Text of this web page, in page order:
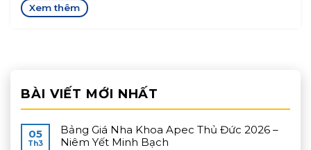
BÀI VIẾT MỚI NHẤT
05
Th3
Bảng Giá Nha Khoa Apec Thủ Đức 2026 –
Niêm Yết Minh Bạch